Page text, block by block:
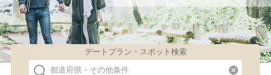
デートプラン・スポット検索
都道府県・その他条件